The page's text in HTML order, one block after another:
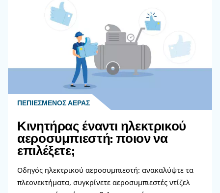
Επικοινωνήστε με τους
Χρειάζεστε περισσότερες πληροφορίες για τα
μας; Συμπληρώστε αυτή τη φόρμα με όσο το
περισσότερες λεπτομέρειες και οι ειδικοί μας θα
επικοινωνήσουν μαζί σας το συντομότερο
Μάθετε περισσότερα από τους ειδικούς μας!